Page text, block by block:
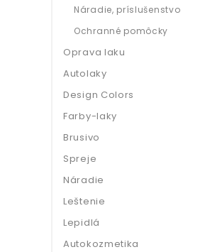
Náradie, príslušenstvo
Ochranné pomôcky
Oprava laku
Autolaky
Design Colors
Farby-laky
Brusivo
Spreje
Náradie
Leštenie
Lepidlá
Autokozmetika